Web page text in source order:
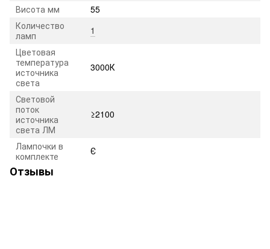
Висота мм
55
Количество
ламп
1
Цветовая
температура
источника
света
3000К
Световой
поток
источника
света ЛМ
≥2100
Лампочки в
комплекте
Є
Отзывы